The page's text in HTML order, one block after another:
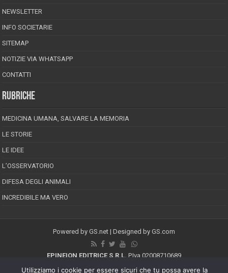
NEWSLETTER
INFO SOCIETARIE
SITEMAP
NOTIZIE VIA WHATSAPP
CONTATTI
RUBRICHE
MEDICINA UMANA, SALVARE LA MEMORIA
LE STORIE
LE IDEE
L’OSSERVATORIO
DIFESA DEGLI ANIMALI
INCREDIBILE MA VERO
Powered by GS.net | Designed by GS.com
EPINEION EDITRICE S.R.L. P.Iva 02008710689
Utilizziamo i cookie per essere sicuri che tu possa avere la